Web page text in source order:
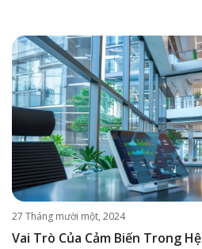
27 Tháng mười một, 2024
Vai Trò Của Cảm Biến Trong Hệ